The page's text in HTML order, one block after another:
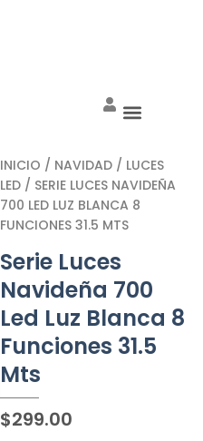
INICIO / NAVIDAD / LUCES
LED / SERIE LUCES NAVIDEÑA
700 LED LUZ BLANCA 8
FUNCIONES 31.5 MTS
Serie Luces
Navideña 700
Led Luz Blanca 8
Funciones 31.5
Mts
$299.00